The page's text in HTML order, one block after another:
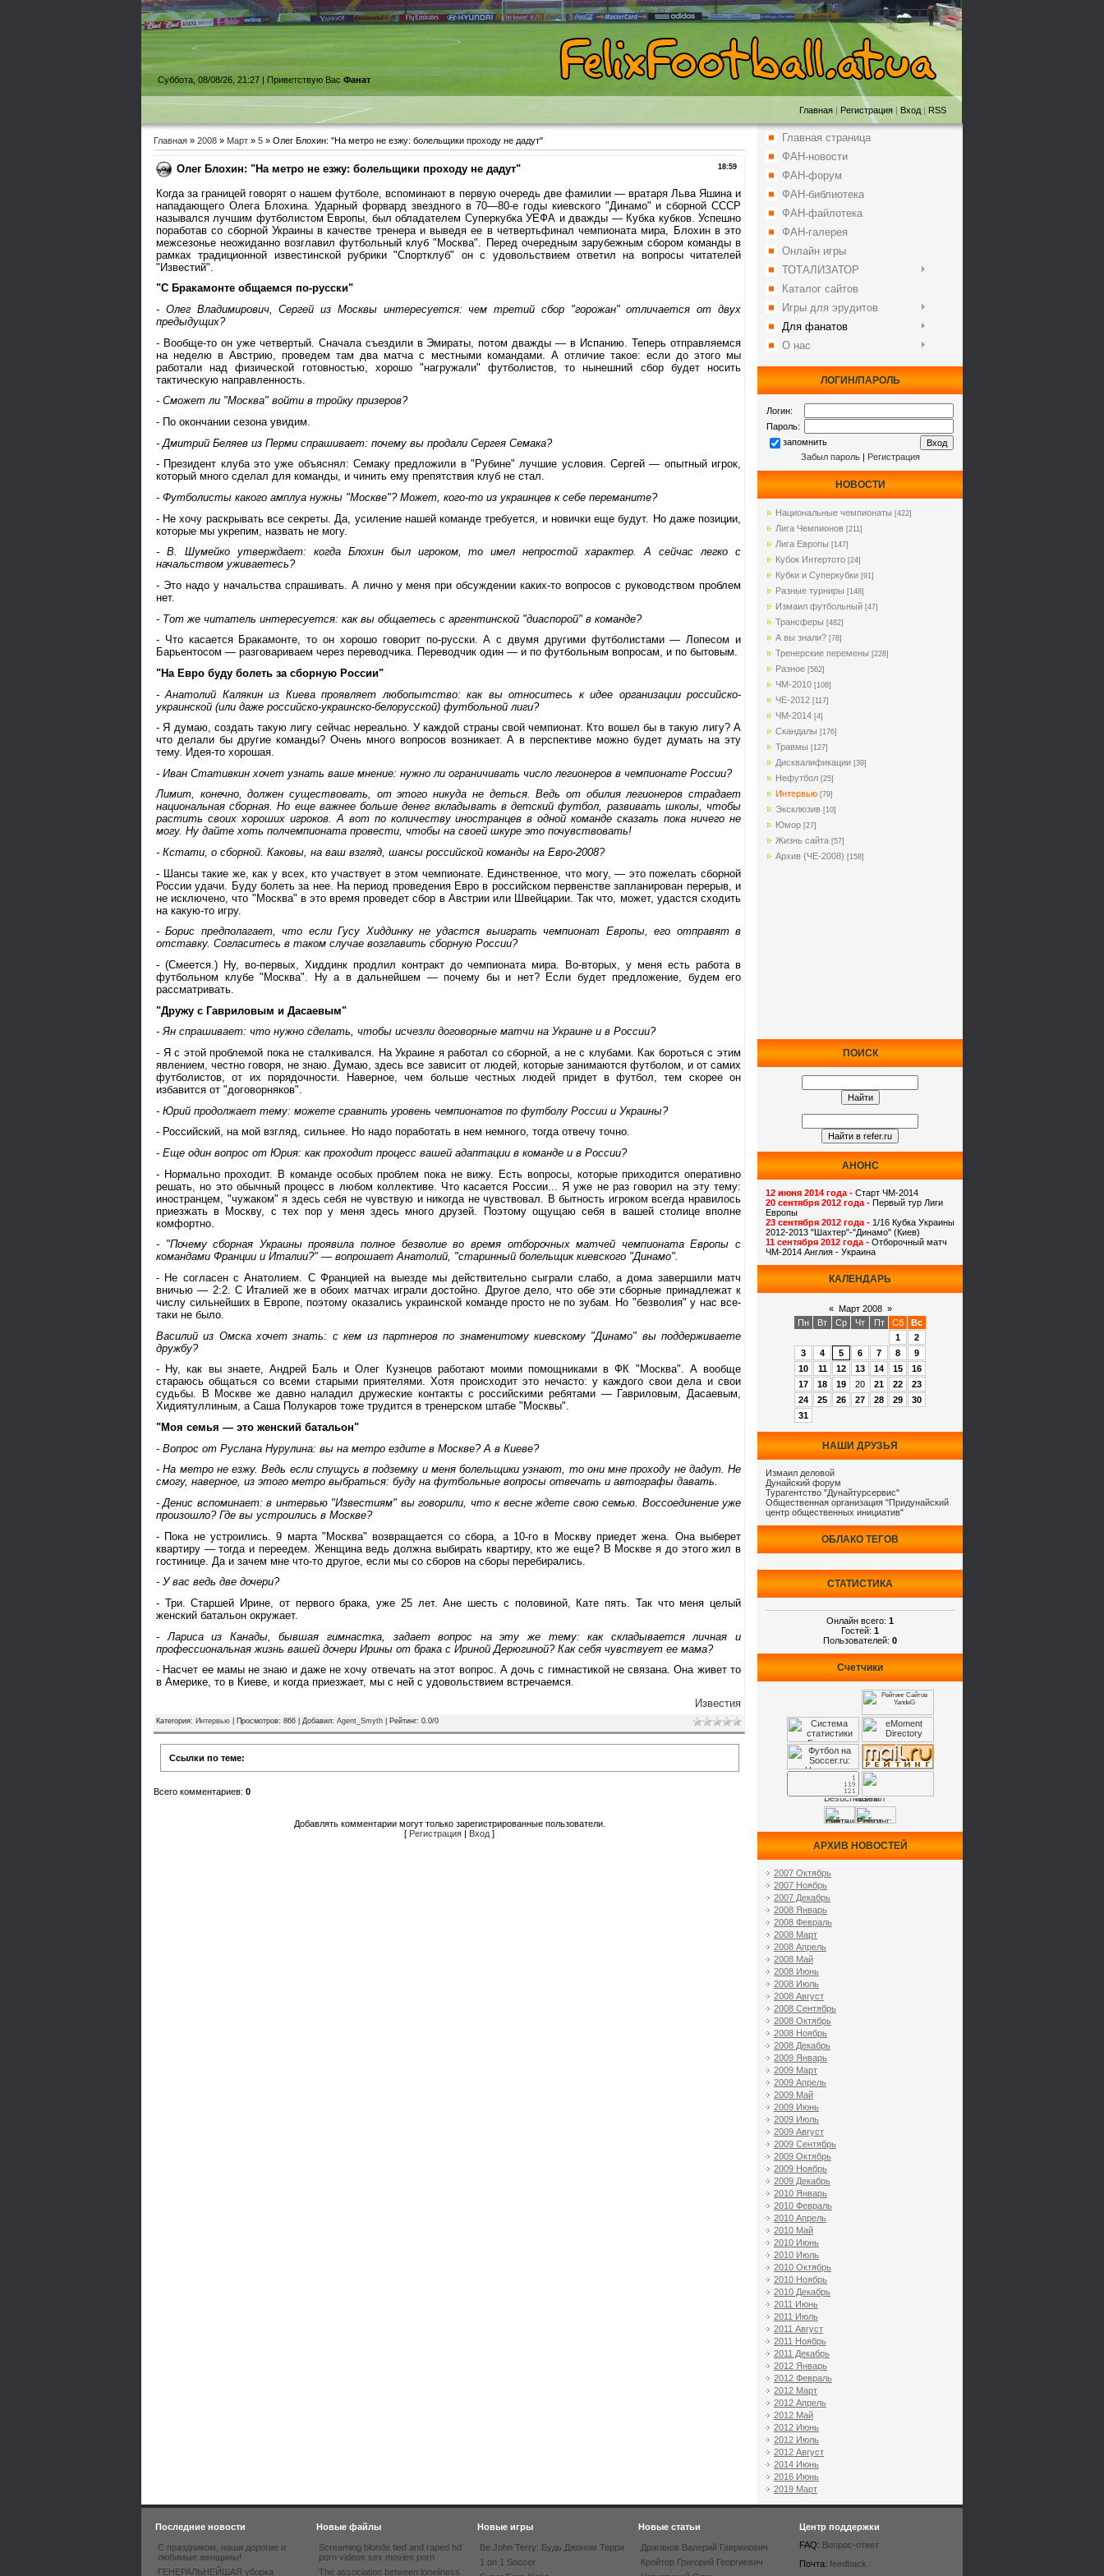
Суббота, 08/08/26, 21:27 | Приветствую Вас Фанат
Главная | Регистрация | Вход | RSS
Главная » 2008 » Март » 5 » Олег Блохин: "На метро не езжу: болельщики проходу не дадут"
18:59
Олег Блохин: "На метро не езжу: болельщики проходу не дадут"
Когда за границей говорят о нашем футболе, вспоминают в первую очередь две фамилии — вратаря Льва Яшина и
нападающего Олега Блохина. Ударный форвард звездного в 70—80-е годы киевского "Динамо" и сборной СССР
назывался лучшим футболистом Европы, был обладателем Суперкубка УЕФА и дважды — Кубка кубков. Успешно
поработав со сборной Украины в качестве тренера и выведя ее в четвертьфинал чемпионата мира, Блохин в это
межсезонье неожиданно возглавил футбольный клуб "Москва". Перед очередным зарубежным сбором команды в
рамках традиционной известинской рубрики "Спортклуб" он с удовольствием ответил на вопросы читателей
"Известий".
"С Бракамонте общаемся по-русски"
- Олег Владимирович, Сергей из Москвы интересуется: чем третий сбор "горожан" отличается от двух
предыдущих?
- Вообще-то он уже четвертый. Сначала съездили в Эмираты, потом дважды — в Испанию. Теперь отправляемся
на неделю в Австрию, проведем там два матча с местными командами. А отличие такое: если до этого мы
работали над физической готовностью, хорошо "нагружали" футболистов, то нынешний сбор будет носить
тактическую направленность.
- Сможет ли "Москва" войти в тройку призеров?
- По окончании сезона увидим.
- Дмитрий Беляев из Перми спрашивает: почему вы продали Сергея Семака?
- Президент клуба это уже объяснял: Семаку предложили в "Рубине" лучшие условия. Сергей — опытный игрок,
который много сделал для команды, и чинить ему препятствия клуб не стал.
- Футболисты какого амплуа нужны "Москве"? Может, кого-то из украинцев к себе переманите?
- Не хочу раскрывать все секреты. Да, усиление нашей команде требуется, и новички еще будут. Но даже позиции,
которые мы укрепим, назвать не могу.
- В. Шумейко утверждает: когда Блохин был игроком, то имел непростой характер. А сейчас легко с
начальством уживаетесь?
- Это надо у начальства спрашивать. А лично у меня при обсуждении каких-то вопросов с руководством проблем
нет.
- Тот же читатель интересуется: как вы общаетесь с аргентинской "диаспорой" в команде?
- Что касается Бракамонте, то он хорошо говорит по-русски. А с двумя другими футболистами — Лопесом и
Барьентосом — разговариваем через переводчика. Переводчик один — и по футбольным вопросам, и по бытовым.
"На Евро буду болеть за сборную России"
- Анатолий Калякин из Киева проявляет любопытство: как вы относитесь к идее организации российско-
украинской (или даже российско-украинско-белорусской) футбольной лиги?
- Я думаю, создать такую лигу сейчас нереально. У каждой страны свой чемпионат. Кто вошел бы в такую лигу? А
что делали бы другие команды? Очень много вопросов возникает. А в перспективе можно будет думать на эту
тему. Идея-то хорошая.
- Иван Стативкин хочет узнать ваше мнение: нужно ли ограничивать число легионеров в чемпионате России?
Лимит, конечно, должен существовать, от этого никуда не деться. Ведь от обилия легионеров страдает
национальная сборная. Но еще важнее больше денег вкладывать в детский футбол, развивать школы, чтобы
растить своих хороших игроков. А вот по количеству иностранцев в одной команде сказать пока ничего не
могу. Ну дайте хоть полчемпионата провести, чтобы на своей шкуре это почувствовать!
- Кстати, о сборной. Каковы, на ваш взгляд, шансы российской команды на Евро-2008?
- Шансы такие же, как у всех, кто участвует в этом чемпионате. Единственное, что могу, — это пожелать сборной
России удачи. Буду болеть за нее. На период проведения Евро в российском первенстве запланирован перерыв, и
не исключено, что "Москва" в это время проведет сбор в Австрии или Швейцарии. Так что, может, удастся сходить
на какую-то игру.
- Борис предполагает, что если Гусу Хиддинку не удастся выиграть чемпионат Европы, его отправят в
отставку. Согласитесь в таком случае возглавить сборную России?
- (Смеется.) Ну, во-первых, Хиддинк продлил контракт до чемпионата мира. Во-вторых, у меня есть работа в
футбольном клубе "Москва". Ну а в дальнейшем — почему бы и нет? Если будет предложение, будем его
рассматривать.
"Дружу с Гавриловым и Дасаевым"
- Ян спрашивает: что нужно сделать, чтобы исчезли договорные матчи на Украине и в России?
- Я с этой проблемой пока не сталкивался. На Украине я работал со сборной, а не с клубами. Как бороться с этим
явлением, честно говоря, не знаю. Думаю, здесь все зависит от людей, которые занимаются футболом, и от самих
футболистов, от их порядочности. Наверное, чем больше честных людей придет в футбол, тем скорее он
избавится от "договорняков".
- Юрий продолжает тему: можете сравнить уровень чемпионатов по футболу России и Украины?
- Российский, на мой взгляд, сильнее. Но надо поработать в нем немного, тогда отвечу точно.
- Еще один вопрос от Юрия: как проходит процесс вашей адаптации в команде и в России?
- Нормально проходит. В команде особых проблем пока не вижу. Есть вопросы, которые приходится оперативно
решать, но это обычный процесс в любом коллективе. Что касается России... Я уже не раз говорил на эту тему:
иностранцем, "чужаком" я здесь себя не чувствую и никогда не чувствовал. В бытность игроком всегда нравилось
приезжать в Москву, с тех пор у меня здесь много друзей. Поэтому ощущаю себя в вашей столице вполне
комфортно.
- "Почему сборная Украины проявила полное безволие во время отборочных матчей чемпионата Европы с
командами Франции и Италии?" — вопрошает Анатолий, "старинный болельщик киевского "Динамо".
- Не согласен с Анатолием. С Францией на выезде мы действительно сыграли слабо, а дома завершили матч
вничью — 2:2. С Италией же в обоих матчах играли достойно. Другое дело, что обе эти сборные принадлежат к
числу сильнейших в Европе, поэтому оказались украинской команде просто не по зубам. Но "безволия" у нас все-
таки не было.
Василий из Омска хочет знать: с кем из партнеров по знаменитому киевскому "Динамо" вы поддерживаете
дружбу?
- Ну, как вы знаете, Андрей Баль и Олег Кузнецов работают моими помощниками в ФК "Москва". А вообще
стараюсь общаться со всеми старыми приятелями. Хотя происходит это нечасто: у каждого свои дела и свои
судьбы. В Москве же давно наладил дружеские контакты с российскими ребятами — Гавриловым, Дасаевым,
Хидиятуллиным, а Саша Полукаров тоже трудится в тренерском штабе "Москвы".
"Моя семья — это женский батальон"
- Вопрос от Руслана Нурулина: вы на метро ездите в Москве? А в Киеве?
- На метро не езжу. Ведь если спущусь в подземку и меня болельщики узнают, то они мне проходу не дадут. Не
смогу, наверное, из этого метро выбраться: буду на футбольные вопросы отвечать и автографы давать.
- Денис вспоминает: в интервью "Известиям" вы говорили, что к весне ждете свою семью. Воссоединение уже
произошло? Где вы устроились в Москве?
- Пока не устроились. 9 марта "Москва" возвращается со сбора, а 10-го в Москву приедет жена. Она выберет
квартиру — тогда и переедем. Женщина ведь должна выбирать квартиру, кто же еще? В Москве я до этого жил в
гостинице. Да и зачем мне что-то другое, если мы со сборов на сборы перебирались.
- У вас ведь две дочери?
- Три. Старшей Ирине, от первого брака, уже 25 лет. Ане шесть с половиной, Кате пять. Так что меня целый
женский батальон окружает.
- Лариса из Канады, бывшая гимнастка, задает вопрос на эту же тему: как складывается личная и
профессиональная жизнь вашей дочери Ирины от брака с Ириной Дерюгиной? Как себя чувствует ее мама?
- Насчет ее мамы не знаю и даже не хочу отвечать на этот вопрос. А дочь с гимнастикой не связана. Она живет то
в Америке, то в Киеве, и когда приезжает, мы с ней с удовольствием встречаемся.
Известия
Категория: Интервью Просмотров: 866 | Добавил: Agent_Smyth Рейтинг: 0.0/0
Ссылки по теме:
Всего комментариев: 0
Добавлять комментарии могут только зарегистрированные пользователи.
[ Регистрация | Вход ]
Главная страница
ФАН-новости
ФАН-форум
ФАН-библиотека
ФАН-файлотека
ФАН-галерея
Онлайн игры
ТОТАЛИЗАТОР
Каталог сайтов
Игры для эрудитов
Для фанатов
О нас
ЛОГИН/ПАРОЛЬ
Логин:
Пароль:
запомнить
Забыл пароль| Регистрация
НОВОСТИ
Национальные чемпионаты [422]
Лига Чемпионов [211]
Лига Европы [147]
Кубок Интертото [24]
Кубки и Суперкубки [91]
Разные турниры [148]
Измаил футбольный [47]
Трансферы [482]
А вы знали? [78]
Тренерские перемены [228]
Разное [562]
ЧМ-2010 [108]
ЧЕ-2012 [117]
ЧМ-2014 [4]
Cкандалы [176]
Травмы [127]
Дисквалификации [39]
Нефутбол [25]
Интервью [79]
Эксклюзив [10]
Юмор [27]
Жизнь сайта [57]
Архив (ЧЕ-2008) [158]
ПОИСК
АНОНС
12 июня 2014 года - Старт ЧМ-2014
20 сентября 2012 года - Первый тур Лиги
Европы
23 сентября 2012 года - 1/16 Кубка Украины
2012-2013 "Шахтер"-"Динамо" (Киев)
11 сентября 2012 года - Отборочный матч
ЧМ-2014 Англия - Украина
КАЛЕНДАРЬ
« Март 2008 »
Пн
Вт Ср Чт Пт Сб
Вс
1
2
3
4 5 6 7 8
9
10
11 12 13 14 15
16
17
18 19 20 21 22
23
24
25 26 27 28 29
30
31
НАШИ ДРУЗЬЯ
Измаил деловой
Дунайский форум
Турагентство "Дунайтурсервис"
Общественная организация "Придунайский
центр общественных инициатив"
ОБЛАКО ТЕГОВ
СТАТИСТИКА
Онлайн всего: 1
Гостей: 1
Пользователей: 0
Счетчики
АРХИВ НОВОСТЕЙ
2007 Октябрь
2007 Ноябрь
2007 Декабрь
2008 Январь
2008 Февраль
2008 Март
2008 Апрель
2008 Май
2008 Июнь
2008 Июль
2008 Август
2008 Сентябрь
2008 Октябрь
2008 Ноябрь
2008 Декабрь
2009 Январь
2009 Март
2009 Апрель
2009 Май
2009 Июнь
2009 Июль
2009 Август
2009 Сентябрь
2009 Октябрь
2009 Ноябрь
2009 Декабрь
2010 Январь
2010 Февраль
2010 Апрель
2010 Май
2010 Июнь
2010 Июль
2010 Октябрь
2010 Ноябрь
2010 Декабрь
2011 Июнь
2011 Июль
2011 Август
2011 Ноябрь
2011 Декабрь
2012 Январь
2012 Февраль
2012 Март
2012 Апрель
2012 Май
2012 Июнь
2012 Июль
2012 Август
2014 Июнь
2016 Июнь
2019 Март
Последние новости
С праздником, наши дорогие и
любимые женщины!
ГЕНЕРАЛЬНЕЙШАЯ уборка
Новые файлы
Screaming blonde tied and raped hd
porn videos sex movies porn
The association between loneliness
Новые игры
Be John Terry: Будь Джоном Терри
1 on 1 Soccer
Новые статьи
Драганов Валерий Гаврилович
Кройтор Григорий Георгиевич
Центр поддержки
FAQ: Вопрос-ответ
Почта: feedback